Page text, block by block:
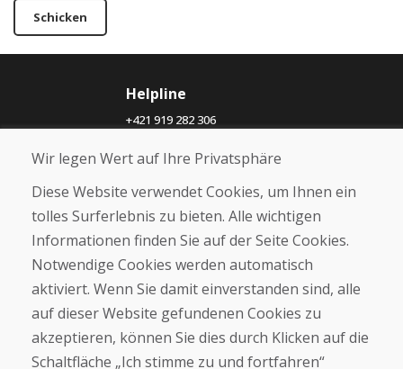
Schicken
Helpline
+421 919 282 306
Über uns
Blog
Geschäft
Kontakt
Kaufen
E-Shop
Geschäftsbedingungen
Wir legen Wert auf Ihre Privatsphäre
Diese Website verwendet Cookies, um Ihnen ein
tolles Surferlebnis zu bieten. Alle wichtigen
Informationen finden Sie auf der Seite Cookies.
Notwendige Cookies werden automatisch
aktiviert. Wenn Sie damit einverstanden sind, alle
auf dieser Website gefundenen Cookies zu
akzeptieren, können Sie dies durch Klicken auf die
Schaltfläche „Ich stimme zu und fortfahren“